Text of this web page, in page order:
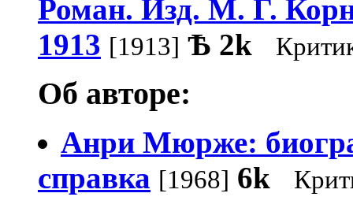
Роман. Изд. М. Г.
1913 [1913] Ѣ 2k
Об авторе:
Анри Мюрже:
справка [1968] 6k